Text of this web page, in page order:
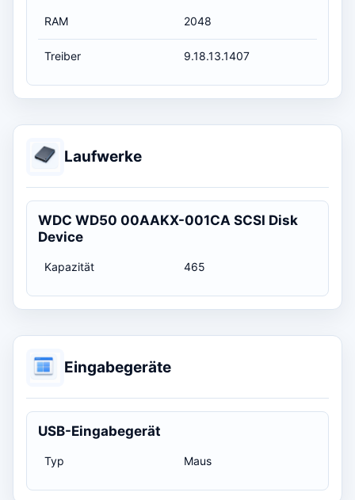
RAM 2048
Treiber 9.18.13.1407
Laufwerke
WDC WD50 00AAKX-001CA SCSI Disk
Device
Kapazität 465
Eingabegeräte
USB-Eingabegerät
Typ Maus